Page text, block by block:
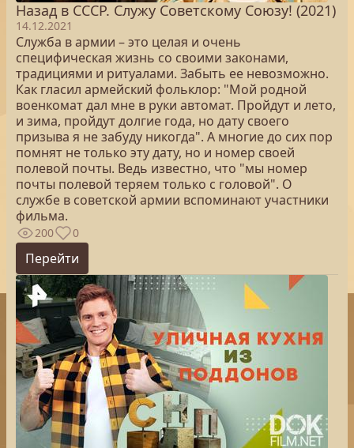
Назад в СССР. Служу Советскому Союзу! (2021)
14.12.2021
Служба в армии – это целая и очень
специфическая жизнь со своими законами,
традициями и ритуалами. Забыть ее невозможно.
Как гласил армейский фольклор: "Мой родной
военкомат дал мне в руки автомат. Пройдут и лето,
и зима, пройдут долгие года, но дату своего
призыва я не забуду никогда". А многие до сих пор
помнят не только эту дату, но и номер своей
полевой почты. Ведь известно, что "мы номер
почты полевой теряем только с головой". О
службе в советской армии вспоминают участники
фильма.
200 0
Перейти